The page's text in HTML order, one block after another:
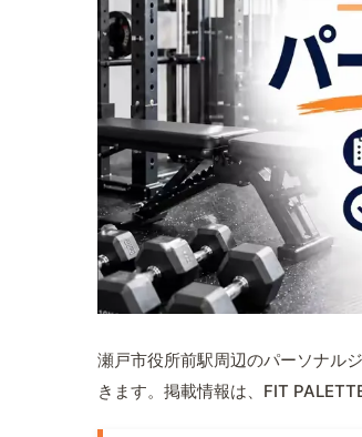
瀬戸市役所前駅周辺のパーソナル
きます。掲載情報は、FIT